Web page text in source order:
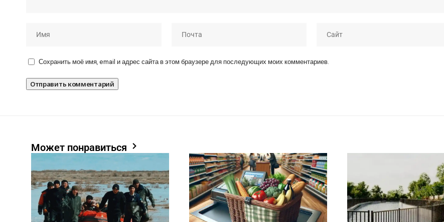
Сохранить моё имя, email и адрес сайта в этом браузере для последующих моих комментариев.
Может понравиться